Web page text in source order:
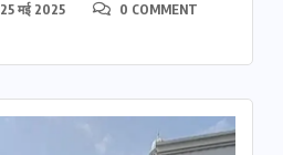
25 मई 2025 0 COMMENT